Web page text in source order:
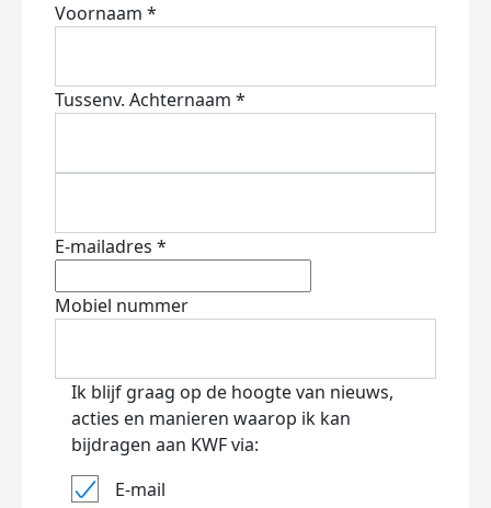
Voornaam *
Tussenv. Achternaam *
E-mailadres *
Mobiel nummer
Ik blijf graag op de hoogte van nieuws,
acties en manieren waarop ik kan
bijdragen aan KWF via:
E-mail